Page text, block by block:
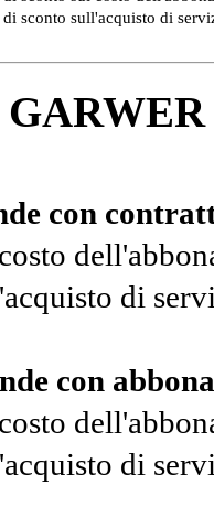
di sconto sull'acquisto di
con
di
con
di